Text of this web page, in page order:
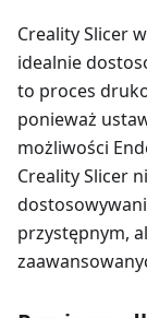
Creality Slicer
idealnie
to proces
ponieważ
możliwości
Creality Slicer
przystępnym,